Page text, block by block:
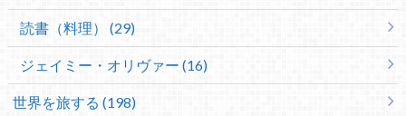
読書（料理） (29)
ジェイミー・オリヴァー (16)
世界を旅する (198)